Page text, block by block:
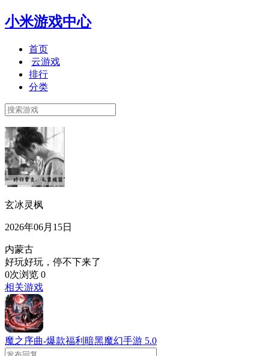
小米游戏中心
首页
云游戏
排行
分类
玄冰灵枫
2026年06月15日
内蒙古
好玩好玩，停不下来了
0次浏览 0
相关游戏
魔之序曲-爆款福利暗黑魔幻手游 5.0